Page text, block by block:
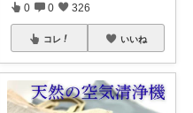
0 0 326
コレ いいね